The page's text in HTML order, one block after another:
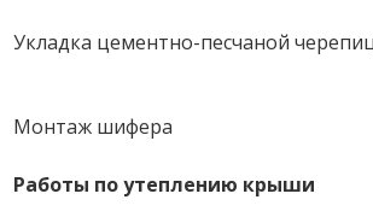
Укладка цементно-песчаной
Монтаж шифера
Работы по утеплению крыши